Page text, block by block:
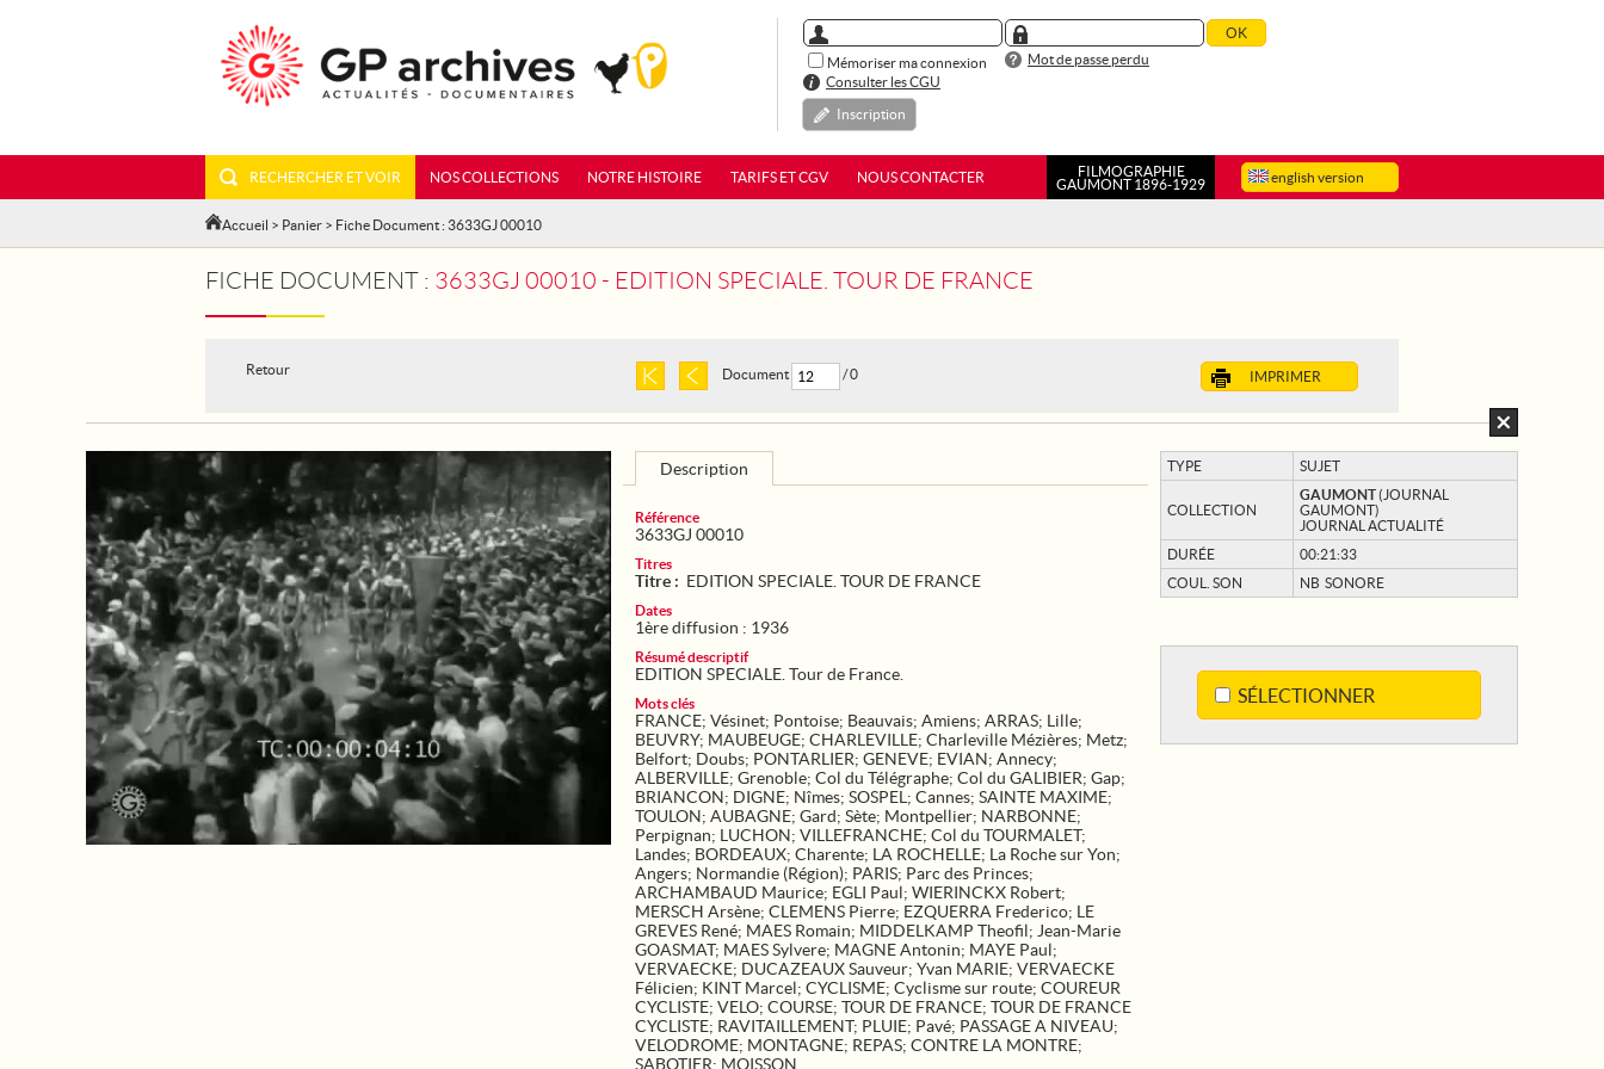
Mémoriser ma connexion
Mot de passe perdu
Consulter les CGU
Inscription
english version
RECHERCHER ET VOIR NOS COLLECTIONS NOTRE HISTOIRE TARIFS ET CGV NOUS CONTACTER
FILMOGRAPHIE
GAUMONT 1896-1929
Accueil > Panier > Fiche Document : 3633GJ 00010
FICHE DOCUMENT : 3633GJ 00010 - EDITION SPECIALE. TOUR DE FRANCE
Retour IMPRIMER
Document / 0
TYPE SUJET
COLLECTION
GAUMONT(JOURNAL
GAUMONT)
JOURNAL ACTUALITÉ
DURÉE
00:21:33
COUL. SON
NB SONORE
SÉLECTIONNER
Description
Référence
3633GJ 00010
Titres
Titre : EDITION SPECIALE. TOUR DE FRANCE
Dates
1ère diffusion : 1936
Résumé descriptif
EDITION SPECIALE. Tour de France.
Mots clés
FRANCE; Vésinet; Pontoise; Beauvais; Amiens; ARRAS; Lille;
BEUVRY; MAUBEUGE; CHARLEVILLE; Charleville Mézières; Metz;
Belfort; Doubs; PONTARLIER; GENEVE; EVIAN; Annecy;
ALBERVILLE; Grenoble; Col du Télégraphe; Col du GALIBIER; Gap;
BRIANCON; DIGNE; Nîmes; SOSPEL ; Cannes; SAINTE MAXIME;
TOULON; AUBAGNE; Gard; Sète; Montpellier; NARBONNE;
Perpignan; LUCHON; VILLEFRANCHE; Col du TOURMALET;
Landes; BORDEAUX; Charente; LA ROCHELLE; La Roche sur Yon;
Angers; Normandie (Région); PARIS; Parc des Princes;
ARCHAMBAUD Maurice; EGLI Paul; WIERINCKX Robert;
MERSCH Arsène; CLEMENS Pierre; EZQUERRA Frederico; LE
GREVES René; MAES Romain; MIDDELKAMP Theofil; Jean-Marie
GOASMAT; MAES Sylvere; MAGNE Antonin; MAYE Paul;
VERVAECKE; DUCAZEAUX Sauveur; Yvan MARIE; VERVAECKE
Félicien; KINT Marcel; CYCLISME; Cyclisme sur route; COUREUR
CYCLISTE; VELO; COURSE; TOUR DE FRANCE; TOUR DE FRANCE
CYCLISTE; RAVITAILLEMENT; PLUIE; Pavé; PASSAGE A NIVEAU;
VELODROME; MONTAGNE; REPAS; CONTRE LA MONTRE;
SABOTIER; MOISSON